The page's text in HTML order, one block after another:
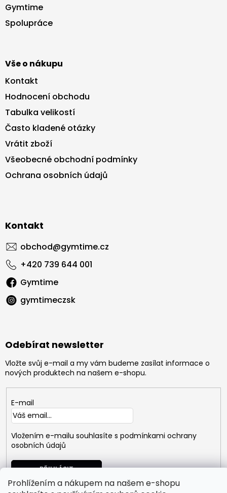
Prohlížením a nákupem na našem e-shopu
aGymtime
Spolupráce
Vše o nákupu
Kontakt
Hodnocení obchodu
Tabulka velikostí
Často kladené otázky
Vrátit zboží
Všeobecné obchodní podmínky
Ochrana osobních údajů
Kontakt
obchod@gymtime.cz
+420 739 644 001
Gymtime
gymtimeczsk
Odebírat newsletter
Vložte svůj e-mail a my vám budeme zasílat informace o
nových produktech na našem e-shopu.
E-mail
Vložením e-mailu souhlasíte s podmínkami ochrany
osobních údajů
PŘIHLÁSIT